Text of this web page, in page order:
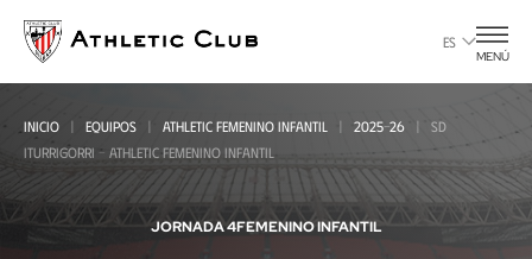
contenido
principal
ES
MENÚ
INICIO EQUIPOS ATHLETIC FEMENINO INFANTIL 2025-26
SD
ITURRIGORRI - ATHLETIC FEMENINO INFANTIL
JORNADA 4FEMENINO INFANTIL